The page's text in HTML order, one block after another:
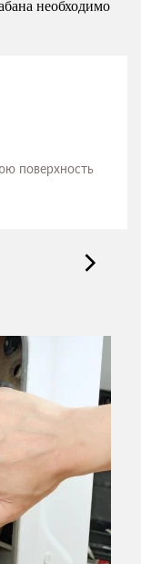
необходимо
поверхность